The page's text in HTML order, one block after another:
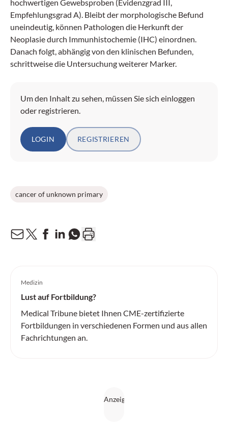
hochwertigen Gewebsproben (Evidenzgrad III,
Empfehlungsgrad A). Bleibt der morphologische Befund
uneindeutig, können Pathologen die Herkunft der
Neoplasie durch Immunhistochemie (IHC) einordnen.
Danach folgt, abhängig von den klinischen Befunden,
schrittweise die Untersuchung weiterer Marker.
Um den Inhalt zu sehen, müssen Sie sich einloggen
oder registrieren.
LOGIN REGISTRIEREN
cancer of unknown primary
Medizin
Lust auf Fortbildung?
Medical Tribune bietet Ihnen CME-zertifizierte
Fortbildungen in verschiedenen Formen und aus allen
Fachrichtungen an.